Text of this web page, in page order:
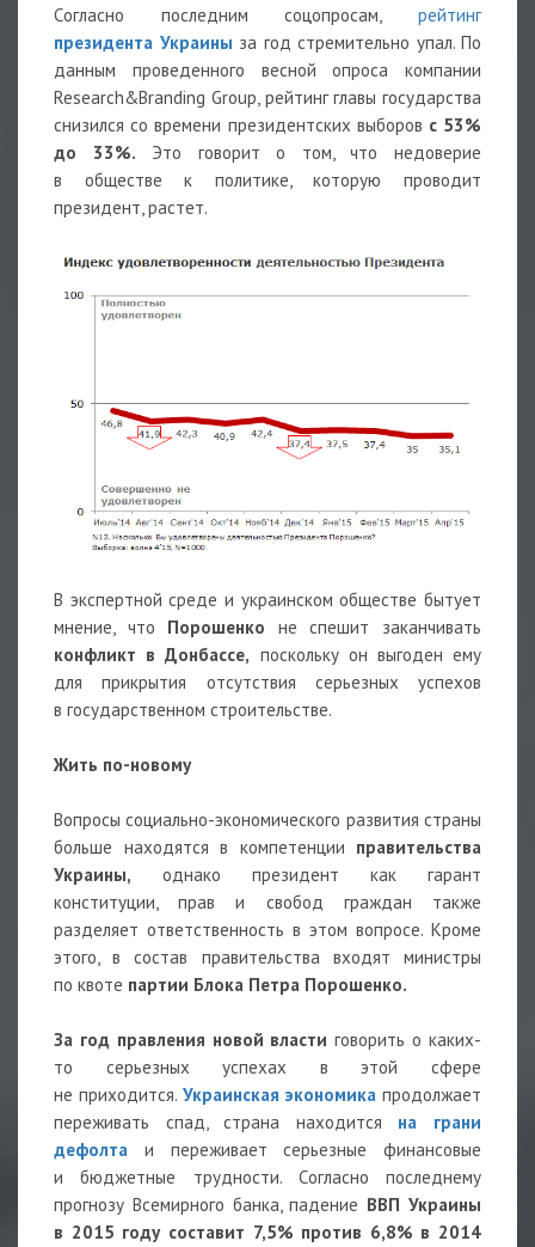
Согласно последним соцопросам, рейтинг
президента Украины за год стремительно упал. По
данным проведенного весной опроса компании
Research&Branding Group, рейтинг главы государства
снизился со времени президентских выборов с 53%
до 33%. Это говорит о том, что недоверие
в обществе к политике, которую проводит
президент, растет.
В экспертной среде и украинском обществе бытует
мнение, что Порошенко не спешит заканчивать
конфликт в Донбассе, поскольку он выгоден ему
для прикрытия отсутствия серьезных успехов
в государственном строительстве.
Жить по-новому
Вопросы социально-экономического развития страны
больше находятся в компетенции правительства
Украины, однако президент как гарант
конституции, прав и свобод граждан также
разделяет ответственность в этом вопросе. Кроме
этого, в состав правительства входят министры
по квоте партии Блока Петра Порошенко.
За год правления новой власти говорить о каких-
то серьезных успехах в этой сфере
не приходится. Украинская экономика продолжает
переживать спад, страна находится на грани
дефолта
и переживает серьезные финансовые
и бюджетные трудности. Согласно последнему
прогнозу Всемирного банка, падение ВВП Украины
в 2015 году составит 7,5% против 6,8% в 2014